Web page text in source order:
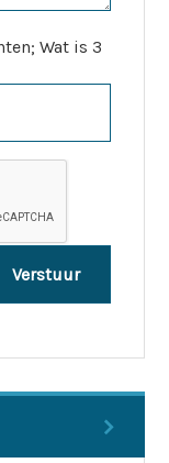
Wat is 3